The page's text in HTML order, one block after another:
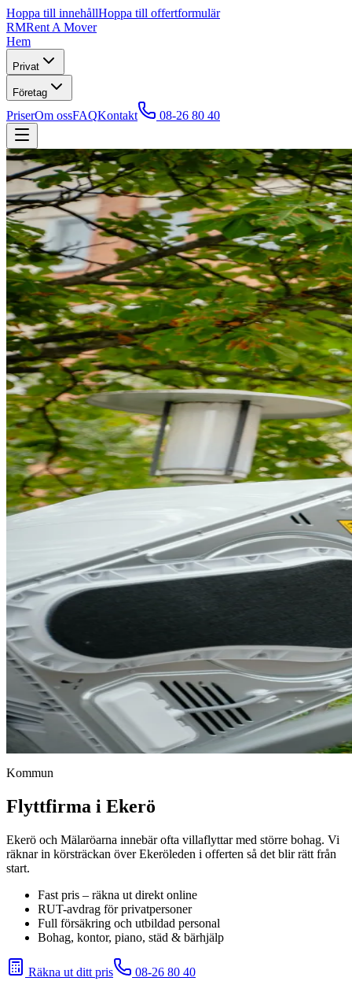
Hoppa till innehållHoppa till offertformulär
RMRent A Mover
Hem
Privat
Företag
PriserOm ossFAQKontakt 08-26 80 40
Kommun
Flyttfirma i Ekerö
Ekerö och Mälaröarna innebär ofta villaflyttar med större bohag. Vi
räknar in körsträckan över Ekeröleden i offerten så det blir rätt från
start.
Fast pris – räkna ut direkt online
RUT-avdrag för privatpersoner
Full försäkring och utbildad personal
Bohag, kontor, piano, städ & bärhjälp
Räkna ut ditt pris 08-26 80 40